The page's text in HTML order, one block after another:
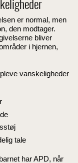
er normal, men
den modtager.
bliver
i hjernen,
vanskeligheder
tale
har APD, når